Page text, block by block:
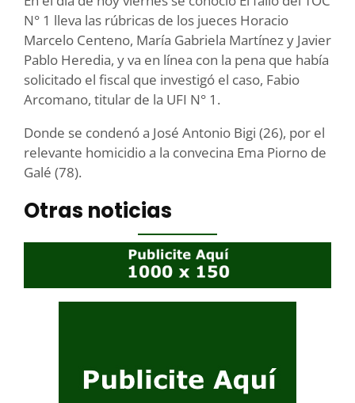
N° 1 lleva las rúbricas de los jueces Horacio
Marcelo Centeno, María Gabriela Martínez y Javier
Pablo Heredia, y va en línea con la pena que había
solicitado el fiscal que investigó el caso, Fabio
Arcomano, titular de la UFI N° 1.
Donde se condenó a José Antonio Bigi (26), por el
relevante homicidio a la convecina Ema Piorno de
Galé (78).
Otras noticias